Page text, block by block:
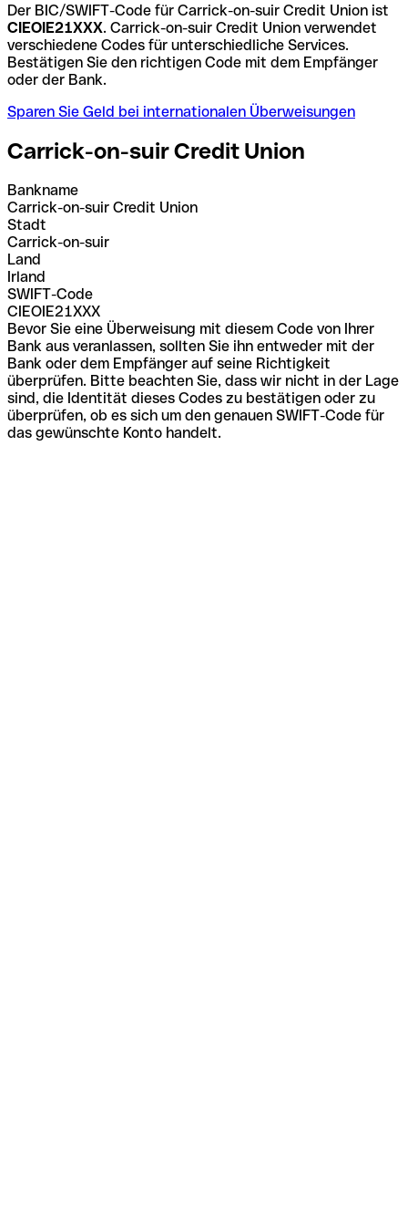
Der BIC/SWIFT-Code für Carrick-on-suir Credit Union ist
CIEOIE21XXX. Carrick-on-suir Credit Union verwendet
verschiedene Codes für unterschiedliche Services.
Bestätigen Sie den richtigen Code mit dem Empfänger
oder der Bank.
Sparen Sie Geld bei internationalen Überweisungen
Carrick-on-suir Credit Union
Bankname
Carrick-on-suir Credit Union
Stadt
Carrick-on-suir
Land
Irland
SWIFT-Code
CIEOIE21XXX
Bevor Sie eine Überweisung mit diesem Code von Ihrer
Bank aus veranlassen, sollten Sie ihn entweder mit der
Bank oder dem Empfänger auf seine Richtigkeit
überprüfen. Bitte beachten Sie, dass wir nicht in der Lage
sind, die Identität dieses Codes zu bestätigen oder zu
überprüfen, ob es sich um den genauen SWIFT-Code für
das gewünschte Konto handelt.